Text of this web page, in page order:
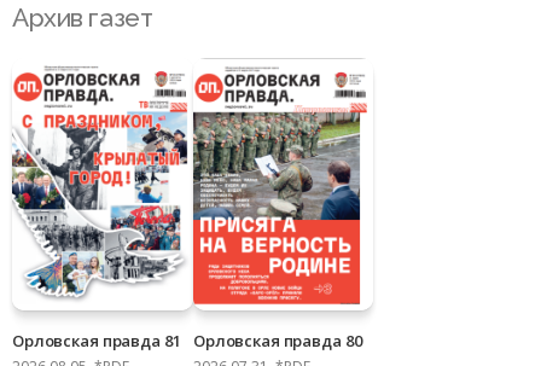
Архив газет
Орловская правда 81 Орловская правда 80